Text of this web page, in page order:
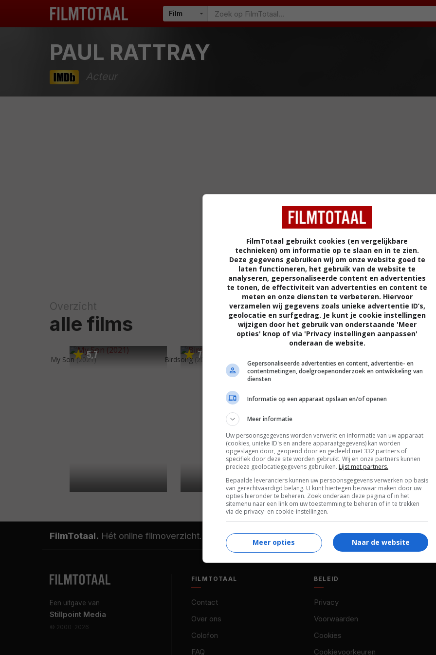
PAUL RATTRAY
Acteur
Overzicht
alle films
5,7
My Son (2021) 7,
Birdsong (2014) Creep (2004) Enigma
FilmTotaal. Hét online filmoverzicht.
Een uitgave van
Stillpoint Media
© 2000–2026
FILMTOTAAL
Contact
Over ons
Colofon
FAQ
BELEID
Privacy
Voorwaarden
Cookies
Cookievoorkeuren
FilmTotaal gebruikt cookies (en vergelijkbare
technieken) om informatie op te slaan en in te zien.
Deze gegevens gebruiken wij om onze website goed te
laten functioneren, het gebruik van de website te
analyseren, gepersonaliseerde content en advertenties
te tonen, de effectiviteit van advertenties en content te
meten en onze diensten te verbeteren. Hiervoor
verzamelen wij gegevens zoals unieke advertentie ID’s,
geolocatie en surfgedrag. Je kunt je cookie instellingen
wijzigen door het gebruik van onderstaande 'Meer
opties' knop of via 'Privacy instellingen aanpassen'
onderaan de website.
Gepersonaliseerde advertenties en content, advertentie- en
contentmetingen, doelgroepenonderzoek en ontwikkeling van
diensten
Informatie op een apparaat opslaan en/of openen
Meer informatie
Uw persoonsgegevens worden verwerkt en informatie van uw apparaat
(cookies, unieke ID's en andere apparaatgegevens) kan worden
opgeslagen door, geopend door en gedeeld met 332 partners of
specifiek door deze site worden gebruikt. Wij en onze partners kunnen
precieze geolocatiegegevens gebruiken. Lijst met partners.
Bepaalde leveranciers kunnen uw persoonsgegevens verwerken op basis
van gerechtvaardigd belang. U kunt hiertegen bezwaar maken door uw
opties hieronder te beheren. Zoek onderaan deze pagina of in het
sitemenu naar een link om uw toestemming te beheren of in te trekken
via de privacy- en cookie-instellingen.
Naar de website
Meer opties